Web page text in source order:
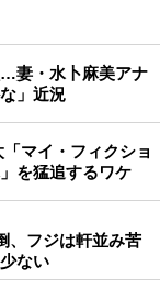
妻・水卜麻美アナ
」近況
マイ・フィクショ
を猛追するワケ
、フジは軒並み苦
ない